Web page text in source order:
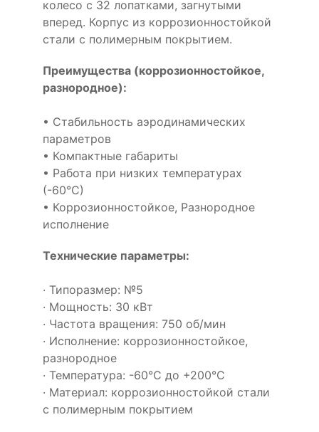
колесо с 32 лопатками, загнутыми
вперед. Корпус из коррозионностойкой
стали с полимерным покрытием.
Преимущества (коррозионностойкое,
разнородное):
• Стабильность аэродинамических
параметров
• Компактные габариты
• Работа при низких температурах
(-60°С)
• Коррозионностойкое, Разнородное
исполнение
Технические параметры:
· Типоразмер: №5
· Мощность: 30 кВт
· Частота вращения: 750 об/мин
· Исполнение: коррозионностойкое,
разнородное
· Температура: -60°С до +200°С
· Материал: коррозионностойкой стали
с полимерным покрытием